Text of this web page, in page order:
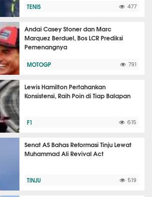
TENIS 477
Andai Casey Stoner dan Marc
Marquez Berduel, Bos LCR Prediksi
Pemenangnya
MOTOGP 791
Lewis Hamilton Pertahankan
Konsistensi, Raih Poin di Tiap Balapan
F1 615
Senat AS Bahas Reformasi Tinju Lewat
Muhammad Ali Revival Act
TINJU 519